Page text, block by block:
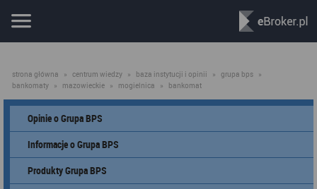
strona główna » centrum wiedzy » baza instytucji i opinii » grupa bps »
bankomaty » mazowieckie » mogielnica » bankomat
Opinie o Grupa BPS
Informacje o Grupa BPS
Produkty Grupa BPS